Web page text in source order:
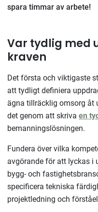
spara timmar av arbete!
Var tydlig med
kraven
Det första och viktigaste
att tydligt definiera
ägna tillräcklig omsorg åt
det genom att skriva en
bemanningslösningen.
Fundera över vilka
avgörande för att lyckas i
bygg- och
specificera tekniska
projektledning och